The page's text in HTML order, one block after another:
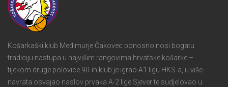
Košarkaški klub Međimurje Čakovec ponosno nosi bogatu
tradiciju nastupa u najvišim rangovima hrvatske košarke –
tijekom druge polovice 90-ih klub je igrao A1 ligu HKS-a, u više
navrata osvajao naslov prvaka A-2 lige Sjever te sudjelovao u